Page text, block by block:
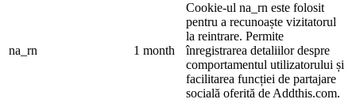
na_rn 1 month
Cookie-ul na_rn este folosit
pentru a recunoaște vizitatorul
la reintrare. Permite
înregistrarea detaliilor despre
comportamentul utilizatorului și
facilitarea funcției de partajare
socială oferită de Addthis.com.